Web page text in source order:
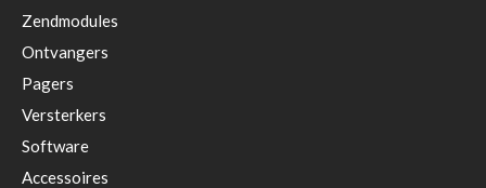
Zendmodules
Ontvangers
Pagers
Versterkers
Software
Accessoires